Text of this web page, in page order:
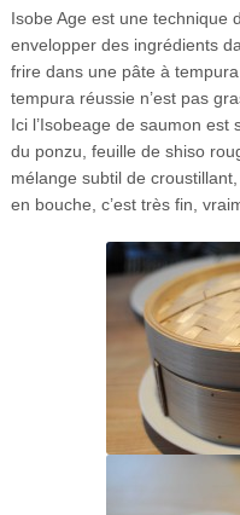
Isobe Age est une technique
envelopper des ingrédients
frire dans une pâte à
tempura réussie n’est pas
Ici l’Isobeage de saumon
du ponzu, feuille de shiso
mélange subtil de
en bouche, c’est très fin,